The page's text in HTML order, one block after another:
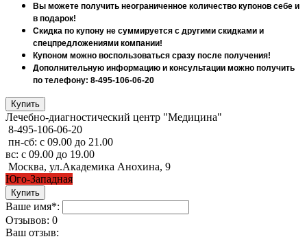
Вы можете получить неограниченное количество купонов себе и
в подарок!
Скидка по купону не суммируется с другими скидками и
спецпредложениями компании!
Купоном можно воспользоваться сразу после получения!
Дополнительную информацию и консультации можно получить
по телефону: 8-495-106-06-20
Лечебно-диагностический центр "Медицина"
8-495-106-06-20
пн-сб: с 09.00 до 21.00
вс: с 09.00 до 19.00
Москва, ул.Академика Анохина, 9
Юго-Западная
Ваше имя*:
Отзывов: 0
Ваш отзыв: